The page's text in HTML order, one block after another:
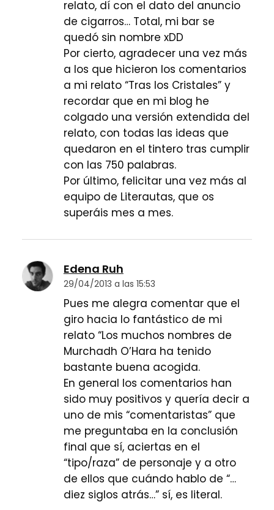
relato, dí con el dato del anuncio
de cigarros… Total, mi bar se
quedó sin nombre xDD
Por cierto, agradecer una vez más
a los que hicieron los comentarios
a mi relato “Tras los Cristales” y
recordar que en mi blog he
colgado una versión extendida del
relato, con todas las ideas que
quedaron en el tintero tras cumplir
con las 750 palabras.
Por último, felicitar una vez más al
equipo de Literautas, que os
superáis mes a mes.
Edena Ruh
29/04/2013 a las 15:53
Pues me alegra comentar que el
giro hacia lo fantástico de mi
relato “Los muchos nombres de
Murchadh O’Hara ha tenido
bastante buena acogida.
En general los comentarios han
sido muy positivos y quería decir a
uno de mis “comentaristas” que
me preguntaba en la conclusión
final que sí, aciertas en el
“tipo/raza” de personaje y a otro
de ellos que cuándo hablo de “…
diez siglos atrás…” sí, es literal.